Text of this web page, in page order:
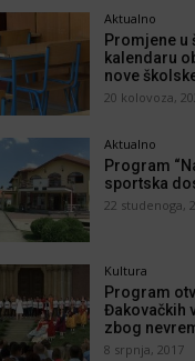
Aktualno
Promjene u
kalendaru
nove
20 kolovoza,
Aktualno
Program
sportska
22 studenoga,
Kultura
Program
Đakovačkih
zbog
8 srpnja, 2017